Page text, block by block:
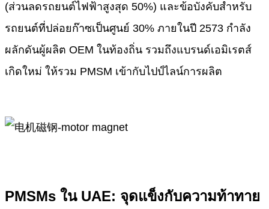
(ส่วนลดรถยนต์ไฟฟ้าสูงสุด 50%) และข้อบังคับสำหรับ
รถยนต์ที่ปล่อยก๊าซเป็นศูนย์ 30% ภายในปี 2573 กำลัง
ผลักดันผู้ผลิต OEM ในท้องถิ่น รวมถึงแบรนด์เอมิเรตส์
เกิดใหม่ ให้รวม PMSM เข้ากับไปป์ไลน์การผลิต
PMSMs ใน UAE: จุดแข็งกับความท้าทาย